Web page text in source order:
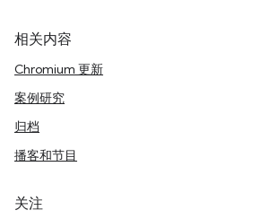
相关内容
Chromium 更新
案例研究
归档
播客和节目
关注